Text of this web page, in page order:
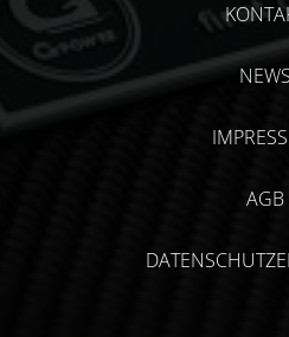
NEWS
AGB